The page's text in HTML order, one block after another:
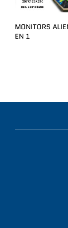
MONITORS
EN 1